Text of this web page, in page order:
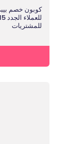
للمشتريات